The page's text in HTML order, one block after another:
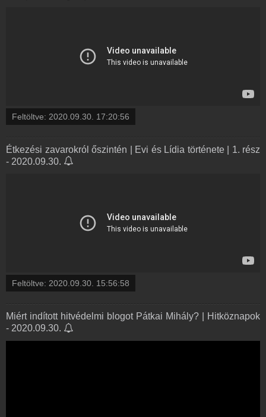
Feltöltve: 2020.09.30. 17:20:56
Étkezési zavarokról őszintén | Evi és Lídia története | 1. rész
- 2020.09.30.
Feltöltve: 2020.09.30. 15:56:58
Miért indított hitvédelmi blogot Pátkai Mihály? | Hitköznapok
- 2020.09.30.